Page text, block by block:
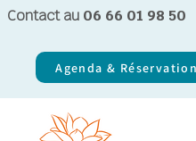
Contact au 06 66 01 98 50
Agenda &